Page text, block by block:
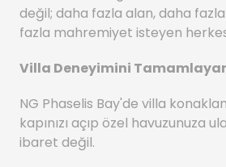
değil; daha fazla alan, daha
fazla mahremiyet isteyen
Villa Deneyimini
NG Phaselis Bay'de villa
kapınızı açıp özel havuzunuza
ibaret değil.